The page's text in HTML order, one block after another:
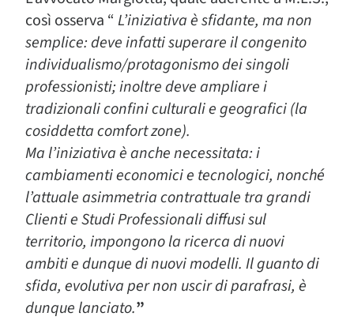
così osserva “ L’iniziativa è sfidante, ma non
semplice: deve infatti superare il congenito
individualismo/protagonismo dei singoli
professionisti; inoltre deve ampliare i
tradizionali confini culturali e geografici (la
cosiddetta comfort zone).
Ma l’iniziativa è anche necessitata: i
cambiamenti economici e tecnologici, nonché
l’attuale asimmetria contrattuale tra grandi
Clienti e Studi Professionali diffusi sul
territorio, impongono la ricerca di nuovi
ambiti e dunque di nuovi modelli. Il guanto di
sfida, evolutiva per non uscir di parafrasi, è
dunque lanciato.”